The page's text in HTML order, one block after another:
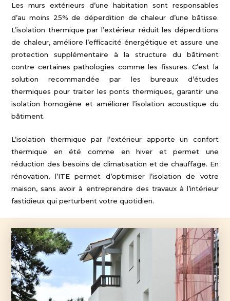
Les murs extérieurs d’une habitation sont responsables
d’au moins 25% de déperdition de chaleur d’une bâtisse.
L’isolation thermique par l’extérieur réduit les déperditions
de chaleur, améliore l’efficacité énergétique et assure une
protection supplémentaire à la structure du bâtiment
contre certaines pathologies comme les fissures. C’est la
solution recommandée par les bureaux d’études
thermiques pour traiter les ponts thermiques, garantir une
isolation homogène et améliorer l’isolation acoustique du
bâtiment.
L’isolation thermique par l’extérieur apporte un confort
thermique en été comme en hiver et permet une
réduction des besoins de climatisation et de chauffage. En
rénovation, l’ITE permet d’optimiser l’isolation de votre
maison, sans avoir à entreprendre des travaux à l’intérieur
fastidieux qui perturbent votre quotidien.